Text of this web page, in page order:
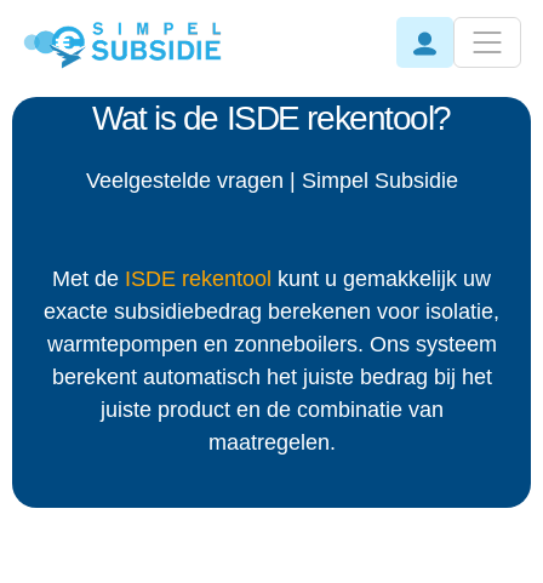
Wat is de ISDE rekentool?
Veelgestelde vragen | Simpel Subsidie
Met de ISDE rekentool kunt u gemakkelijk uw
exacte subsidiebedrag berekenen voor isolatie,
warmtepompen en zonneboilers. Ons systeem
berekent automatisch het juiste bedrag bij het
juiste product en de combinatie van
maatregelen.